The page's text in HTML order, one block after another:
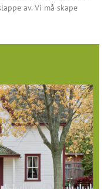
av. Vi må skape